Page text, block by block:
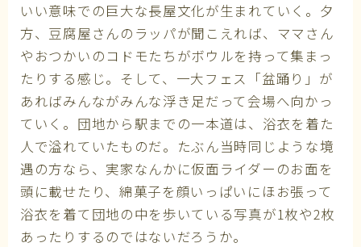
いい意味での巨大な長屋文化が生まれていく。夕
方、豆腐屋さんのラッパが聞こえれば、ママさん
やおつかいのコドモたちがボウルを持って集まっ
たりする感じ。そして、一大フェス「盆踊り」が
あればみんながみんな浮き足だって会場へ向かっ
ていく。団地から駅までの一本道は、浴衣を着た
人で溢れていたものだ。たぶん当時同じような境
遇の方なら、実家なんかに仮面ライダーのお面を
頭に載せたり、綿菓子を顔いっぱいにほお張って
浴衣を着て団地の中を歩いている写真が1枚や2枚
あったりするのではないだろうか。